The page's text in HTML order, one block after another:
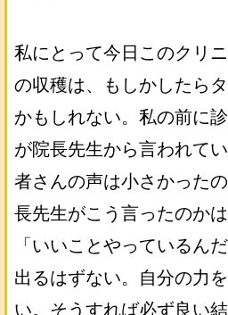
私にとって今日このクリ
の収穫は、もしかしたら
かもしれない。私の前に
が院長先生から言われて
者さんの声は小さかった
長先生がこう言ったのかは
「いいことやっているん
出るはずない。自分の力
い。そうすれば必ず良い